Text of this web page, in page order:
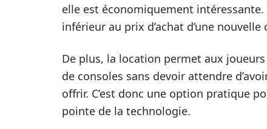
elle est économiquement
inférieur au prix d’achat d’une nouvelle
De plus, la location permet aux
de consoles sans devoir attendre
offrir. C’est donc une option pratique
pointe de la technologie.